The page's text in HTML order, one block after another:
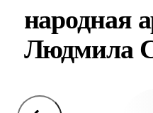
народная
Людмила